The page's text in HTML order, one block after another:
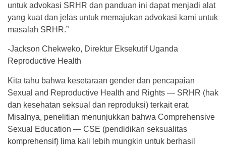
untuk advokasi SRHR dan panduan ini dapat menjadi alat
yang kuat dan jelas untuk memajukan advokasi kami untuk
masalah SRHR.”
-Jackson Chekweko, Direktur Eksekutif Uganda
Reproductive Health
Kita tahu bahwa kesetaraan gender dan pencapaian
Sexual and Reproductive Health and Rights — SRHR (hak
dan kesehatan seksual dan reproduksi) terkait erat.
Misalnya, penelitian menunjukkan bahwa Comprehensive
Sexual Education — CSE (pendidikan seksualitas
komprehensif) lima kali lebih mungkin untuk berhasil